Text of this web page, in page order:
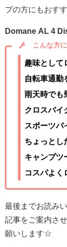
プの方にもおす
Domane AL 4
こんな方
趣味として
自転車通勤
雨天時でも
クロスバイ
スポーツバ
ちょっとし
キャンプツ
コスパよく
最後までお読み
記事をご案内さ
願いします☆